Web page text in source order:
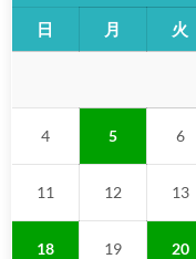
日 月 火
4 5 6
11 12 13
18 19 20